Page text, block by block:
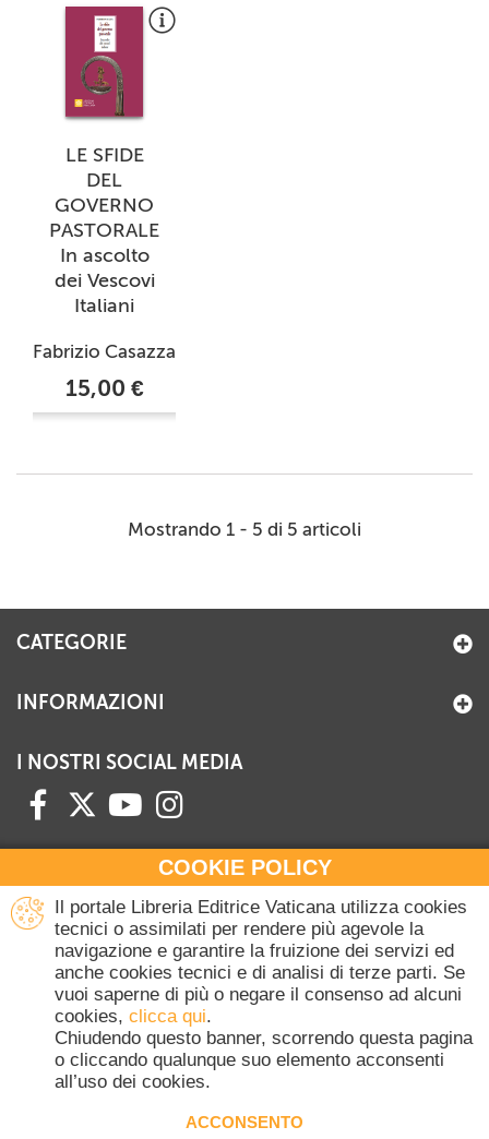
LE SFIDE
DEL
GOVERNO
PASTORALE
In ascolto
dei Vescovi
Italiani
Fabrizio Casazza
15,00 €
Mostrando 1 - 5 di 5 articoli
COOKIE POLICY
Il portale Libreria Editrice Vaticana utilizza cookies
tecnici o assimilati per rendere più agevole la
navigazione e garantire la fruizione dei servizi ed
anche cookies tecnici e di analisi di terze parti. Se
vuoi saperne di più o negare il consenso ad alcuni
cookies, clicca qui.
Chiudendo questo banner, scorrendo questa pagina
o cliccando qualunque suo elemento acconsenti
all’uso dei cookies.
ACCONSENTO
CATEGORIE
INFORMAZIONI
I NOSTRI SOCIAL MEDIA
HAI BISOGNO DI INFORMAZIONI?
Contattaci all'Ufficio Commerciale
+39 06 698 45780
Lunedì-Giovedì 8-16.30
Venerdì 8-14
(Escluse festività Vaticane)
Vaticana - Tutti i diritti riservati.